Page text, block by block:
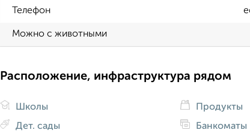
Телефон
Можно с животными
Расположение, инфраструктура рядом
Школы
Дет. сады
Продукты
Банкоматы